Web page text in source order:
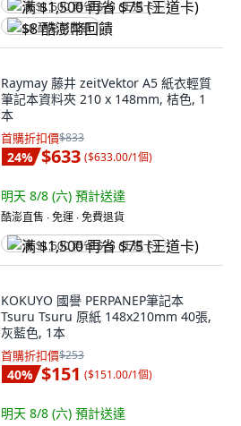
满 $1,500 再省 $75 (王道卡)
$8 酷澎幣回饋
Raymay 藤井 zeitVektor A5 紙衣輕質
筆記本資料夾 210 x 148mm, 桔色, 1
本
首購折扣價$833
24% $633 ($633.00/1個)
明天 8/8 (六) 預計送達
酷澎直售 ∙ 免運 ∙ 免費退貨
满 $1,500 再省 $75 (王道卡)
KOKUYO 國譽 PERPANEP筆記本
Tsuru Tsuru 原紙 148x210mm 40張,
灰藍色, 1本
首購折扣價$253
40% $151 ($151.00/1個)
明天 8/8 (六) 預計送達